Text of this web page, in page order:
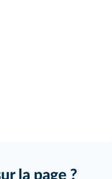
la page ?